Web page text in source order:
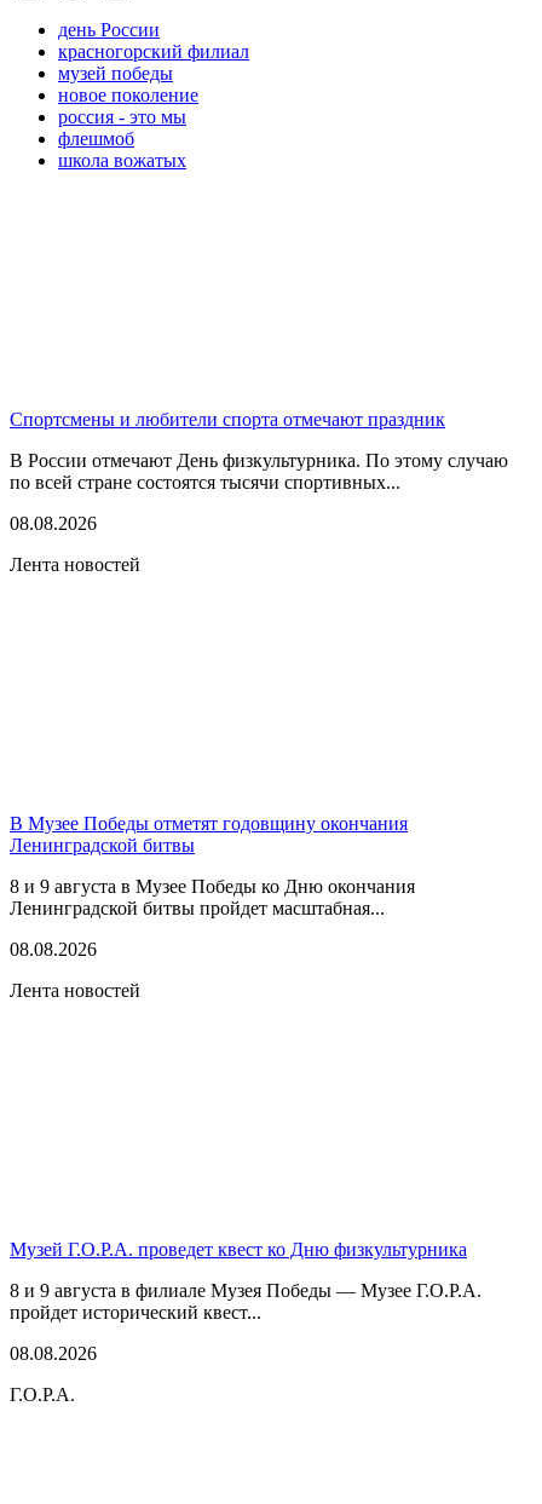
день России
красногорский филиал
музей победы
новое поколение
россия - это мы
флешмоб
школа вожатых
Спортсмены и любители спорта отмечают праздник
В России отмечают День физкультурника. По этому случаю
по всей стране состоятся тысячи спортивных...
08.08.2026
Лента новостей
В Музее Победы отметят годовщину окончания
Ленинградской битвы
8 и 9 августа в Музее Победы ко Дню окончания
Ленинградской битвы пройдет масштабная...
08.08.2026
Лента новостей
Музей Г.О.Р.А. проведет квест ко Дню физкультурника
8 и 9 августа в филиале Музея Победы — Музее Г.О.Р.А.
пройдет исторический квест...
08.08.2026
Г.О.Р.А.